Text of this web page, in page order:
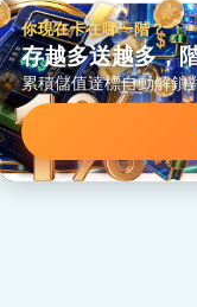
你現在卡在哪一階？
存越多送越多，
累積儲值達標自動解鎖